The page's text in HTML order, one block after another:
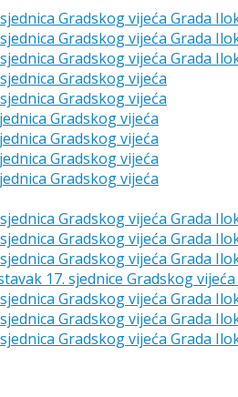
Gradskog vijeća Grada
Gradskog vijeća Grada
Gradskog vijeća Grada
Gradskog vijeća
Gradskog vijeća
Gradskog vijeća
Gradskog vijeća
Gradskog vijeća
Gradskog vijeća
Gradskog vijeća Grada
Gradskog vijeća Grada
Gradskog vijeća Grada
17. sjednice Gradskog
Gradskog vijeća Grada
Gradskog vijeća Grada
Gradskog vijeća Grada